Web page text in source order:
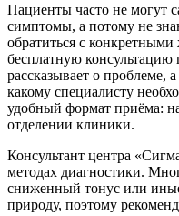
Пациенты часто не могут
симптомы, а потому не
обратиться с
бесплатную консультацию
рассказывает о проблеме,
какому специалисту
удобный формат приёма:
отделении клиники.
Консультант центра
методах диагностики.
сниженный тонус или
природу, поэтому